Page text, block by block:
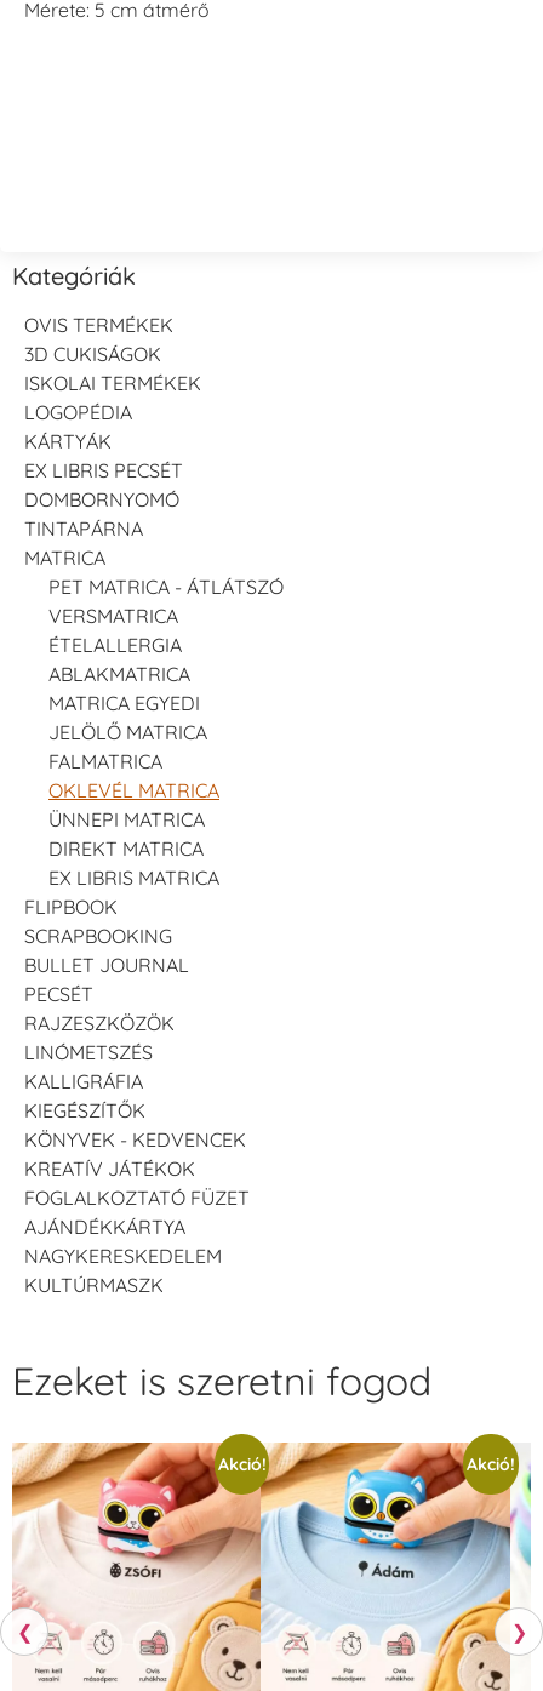
Mérete: 5 cm átmérő
Kategóriák
OVIS TERMÉKEK
3D CUKISÁGOK
ISKOLAI TERMÉKEK
LOGOPÉDIA
KÁRTYÁK
EX LIBRIS PECSÉT
DOMBORNYOMÓ
TINTAPÁRNA
MATRICA
PET MATRICA - ÁTLÁTSZÓ
VERSMATRICA
ÉTELALLERGIA
ABLAKMATRICA
MATRICA EGYEDI
JELÖLŐ MATRICA
FALMATRICA
OKLEVÉL MATRICA
ÜNNEPI MATRICA
DIREKT MATRICA
EX LIBRIS MATRICA
FLIPBOOK
SCRAPBOOKING
BULLET JOURNAL
PECSÉT
RAJZESZKÖZÖK
LINÓMETSZÉS
KALLIGRÁFIA
KIEGÉSZÍTŐK
KÖNYVEK - KEDVENCEK
KREATÍV JÁTÉKOK
FOGLALKOZTATÓ FÜZET
AJÁNDÉKKÁRTYA
NAGYKERESKEDELEM
KULTÚRMASZK
❮
Ezeket is szeretni fogod
Akció! Akció!
❯